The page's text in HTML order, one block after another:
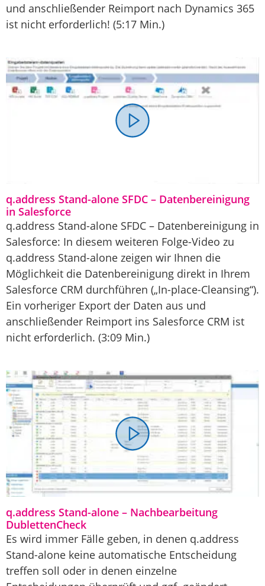
und anschließender Reimport nach Dynamics 365
ist nicht erforderlich! (5:17 Min.)
q.address Stand-alone SFDC – Datenbereinigung
in Salesforce
q.address Stand-alone SFDC – Datenbereinigung in
Salesforce: In diesem weiteren Folge-Video zu
q.address Stand-alone zeigen wir Ihnen die
Möglichkeit die Datenbereinigung direkt in Ihrem
Salesforce CRM durchführen („In-place-Cleansing“).
Ein vorheriger Export der Daten aus und
anschließender Reimport ins Salesforce CRM ist
nicht erforderlich. (3:09 Min.)
q.address Stand-alone – Nachbearbeitung
DublettenCheck
Es wird immer Fälle geben, in denen q.address
Stand-alone keine automatische Entscheidung
treffen soll oder in denen einzelne